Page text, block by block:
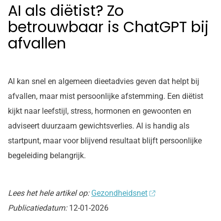
AI als diëtist? Zo
betrouwbaar is ChatGPT bij
afvallen
AI kan snel en algemeen dieetadvies geven dat helpt bij
afvallen, maar mist persoonlijke afstemming. Een diëtist
kijkt naar leefstijl, stress, hormonen en gewoonten en
adviseert duurzaam gewichtsverlies. AI is handig als
startpunt, maar voor blijvend resultaat blijft persoonlijke
begeleiding belangrijk.
Lees het hele artikel op: Gezondheidsnet
Publicatiedatum: 12-01-2026